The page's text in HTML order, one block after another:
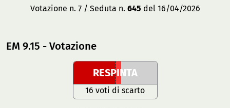
Votazione n. 7 / Seduta n. 645 del 16/04/2026
EM 9.15 - Votazione
RESPINTA
16 voti di scarto